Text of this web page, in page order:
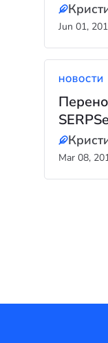
Jun 01,
НОВОСТИ
Mar 08,